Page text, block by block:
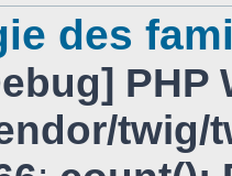
des
PHP